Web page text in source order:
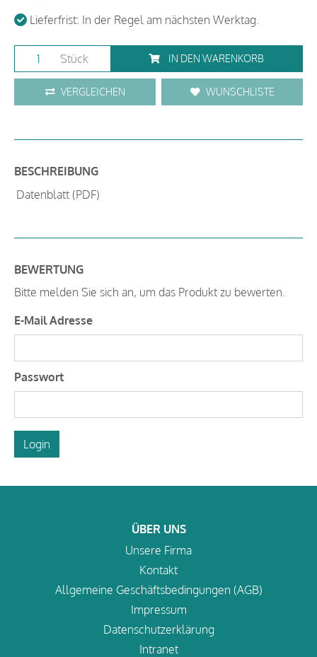
Lieferfrist: In der Regel am nächsten Werktag.
Stück IN DEN WARENKORB
VERGLEICHEN WUNSCHLISTE
BESCHREIBUNG
Datenblatt (PDF)
BEWERTUNG
Bitte melden Sie sich an, um das Produkt zu bewerten.
E-Mail Adresse
Passwort
Login
ÜBER UNS
Unsere Firma
Kontakt
Allgemeine Geschäftsbedingungen (AGB)
Impressum
Datenschutzerklärung
Intranet